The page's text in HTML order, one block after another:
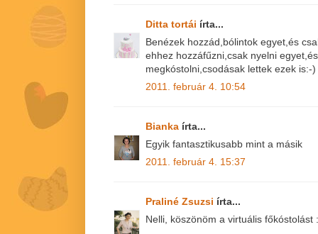
Ditta tortái írta...
Benézek hozzád,bólintok egyet,és
ehhez hozzáfűzni,csak nyelni
megkóstolni,csodásak lettek ezek is:-)
2011. február 4. 10:54
Bianka írta...
Egyik fantasztikusabb mint a másik
2011. február 4. 15:37
Praliné Zsuzsi írta...
Nelli, köszönöm a virtuális főkóstolást